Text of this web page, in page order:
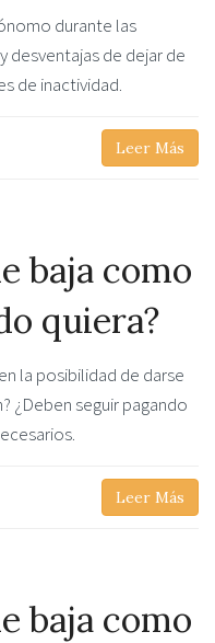
durante las
desventajas de dejar de
de inactividad.
Leer Más
baja como
quiera?
la posibilidad de darse
¿Deben seguir pagando
Leer Más
baja como